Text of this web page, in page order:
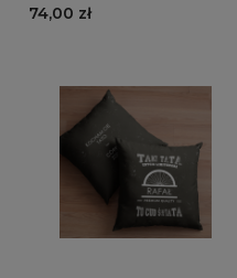
Ojca DT04 | ryby
74,00 zł